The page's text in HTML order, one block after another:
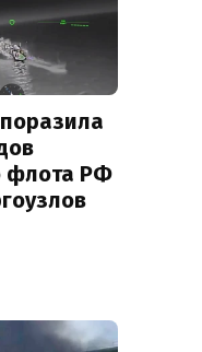
флота РФ